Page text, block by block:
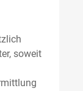
soweit